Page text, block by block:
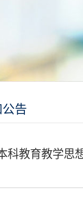
告
科教育教学思